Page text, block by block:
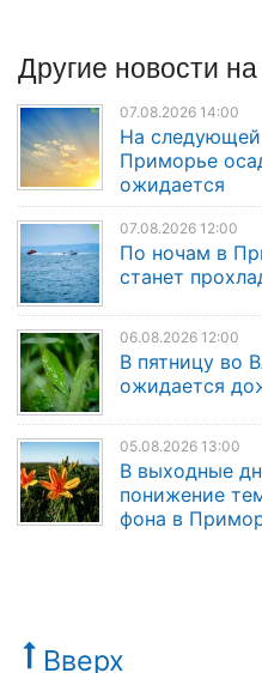
Другие новости
07.08.2026 14:00
На следующей
Приморье
ожидается
07.08.2026 12:00
По ночам в
станет
06.08.2026 12:00
В пятницу во
ожидается
05.08.2026 13:00
В выходные
понижение
фона в
Вверх